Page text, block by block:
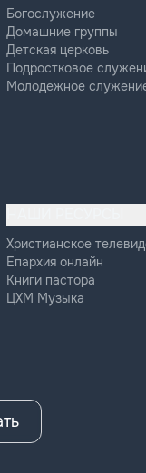
Богослужение
Домашние группы
Детская церковь
Подростковое
Молодежное
Христианское
Епархия онлайн
Книги пастора
ЦХМ Музыка